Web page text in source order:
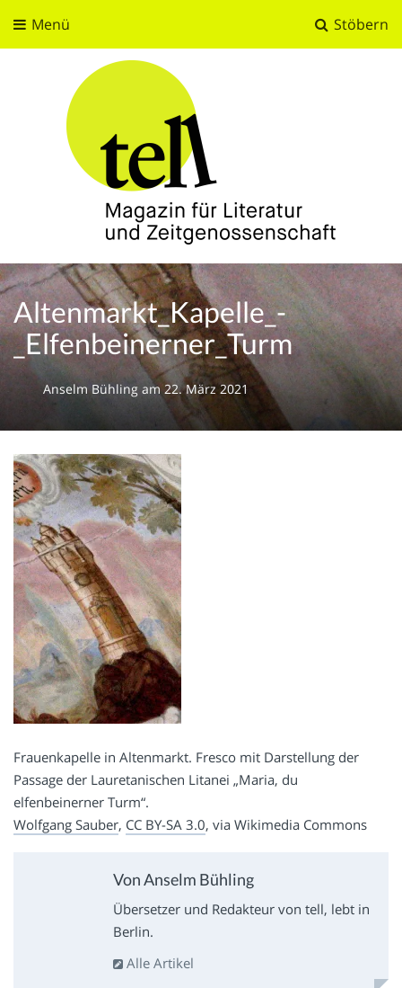
Stöbern
Menü
tell
Magazin für Literatur und Zeitgenossenschaft
Altenmarkt_Kapelle_-
_Elfenbeinerner_Turm
Anselm Bühling am 22. März 2021
Frauenkapelle in Altenmarkt. Fresco mit Darstellung der
Passage der Lauretanischen Litanei „Maria, du
elfenbeinerner Turm“.
Wolfgang Sauber, CC BY-SA 3.0, via Wikimedia Commons
Von Anselm Bühling
Übersetzer und Redakteur von tell, lebt in
Berlin.
Alle Artikel